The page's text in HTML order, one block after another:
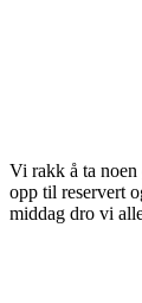
Vi rakk å ta
opp til reservert
middag dro vi